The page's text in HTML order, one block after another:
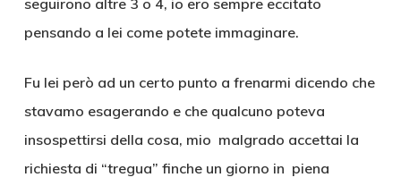
seguirono altre 3 o 4, io ero sempre eccitato
pensando a lei come potete immaginare.
Fu lei però ad un certo punto a frenarmi dicendo che
stavamo esagerando e che qualcuno poteva
insospettirsi della cosa, mio malgrado accettai la
richiesta di “tregua” finche un giorno in piena